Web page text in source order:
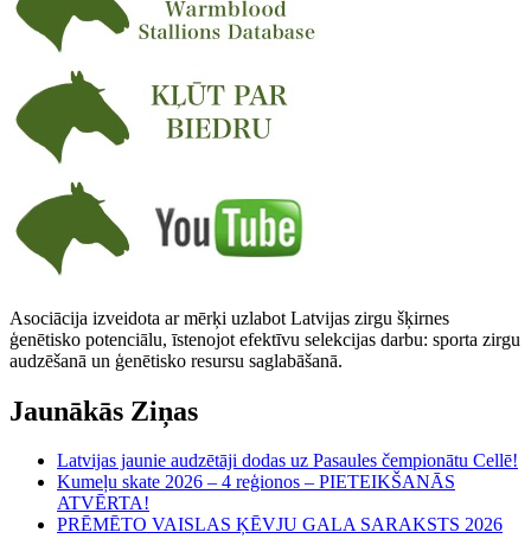
Asociācija izveidota ar mērķi uzlabot Latvijas zirgu šķirnes
ģenētisko potenciālu, īstenojot efektīvu selekcijas darbu: sporta zirgu
audzēšanā un ģenētisko resursu saglabāšanā.
Jaunākās Ziņas
Latvijas jaunie audzētāji dodas uz Pasaules čempionātu Cellē!
Kumeļu skate 2026 – 4 reģionos – PIETEIKŠANĀS
ATVĒRTA!
PRĒMĒTO VAISLAS ĶĒVJU GALA SARAKSTS 2026